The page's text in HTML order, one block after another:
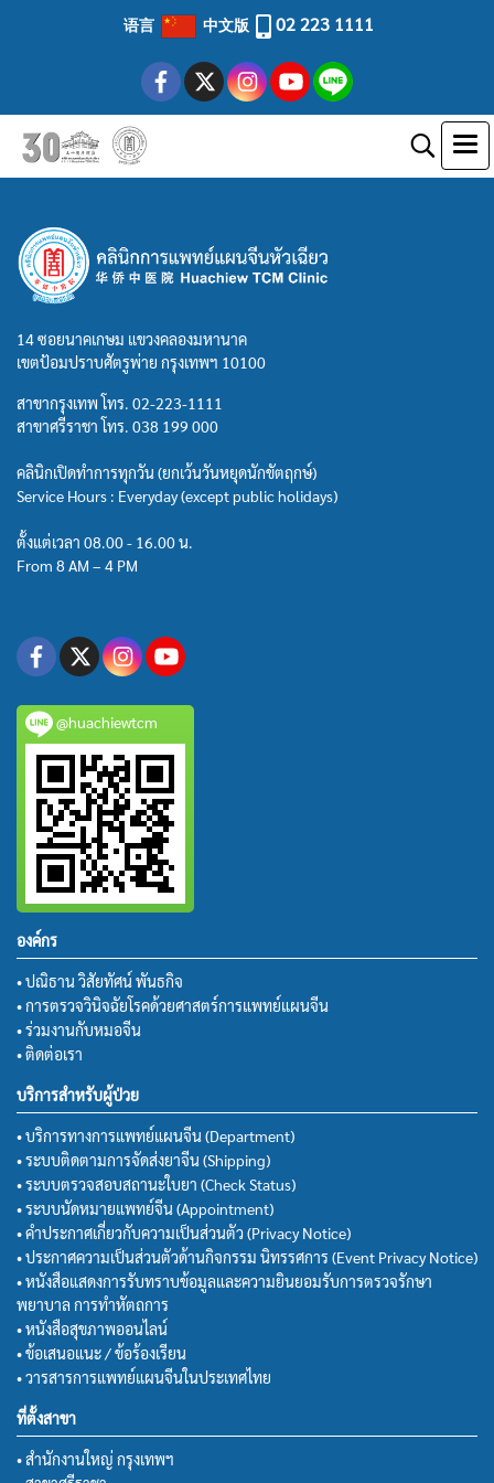
语言 中文版 02 223 1111
14 ซอยนาคเกษม แขวงคลองมหานาค
เขตป้อมปราบศัตรูพ่าย กรุงเทพฯ 10100
สาขากรุงเทพ โทร. 02-223-1111
สาขาศรีราชา โทร. 038 199 000
คลินิกเปิดทำการทุกวัน (ยกเว้นวันหยุดนักขัตฤกษ์)
Service Hours : Everyday (except public holidays)
ตั้งแต่เวลา 08.00 - 16.00 น.
From 8 AM – 4 PM
@huachiewtcm
องค์กร
• ปณิธาน วิสัยทัศน์ พันธกิจ
• การตรวจวินิจฉัยโรคด้วยศาสตร์การแพทย์แผนจีน
• ร่วมงานกับหมอจีน
• ติดต่อเรา
บริการสำหรับผู้ป่วย
• บริการทางการแพทย์แผนจีน (Department)
• ระบบติดตามการจัดส่งยาจีน (Shipping)
• ระบบตรวจสอบสถานะใบยา (Check Status)
• ระบบนัดหมายแพทย์จีน (Appointment)
• คำประกาศเกี่ยวกับความเป็นส่วนตัว (Privacy Notice)
• ประกาศความเป็นส่วนตัวด้านกิจกรรม นิทรรศการ (Event Privacy Notice)
• หนังสือแสดงการรับทราบข้อมูลและความยินยอมรับการตรวจรักษา
พยาบาล การทำหัตถการ
• หนังสือสุขภาพออนไลน์
• ข้อเสนอแนะ / ข้อร้องเรียน
• วารสารการแพทย์แผนจีนในประเทศไทย
ที่ตั้งสาขา
• สำนักงานใหญ่ กรุงเทพฯ